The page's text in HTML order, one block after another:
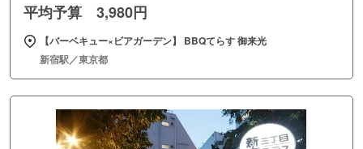
平均予算 3,980円
【バーベキュー×ビアガーデン】 BBQてらす 御来光
新宿駅／東京都